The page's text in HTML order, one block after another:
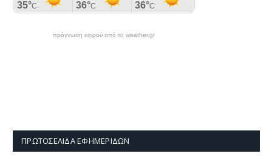
πρόγνωση καιρού από το weather.gr
ΠΡΩΤΟΣΈΛΙΔΑ ΕΦΗΜΕΡΊΔΩΝ